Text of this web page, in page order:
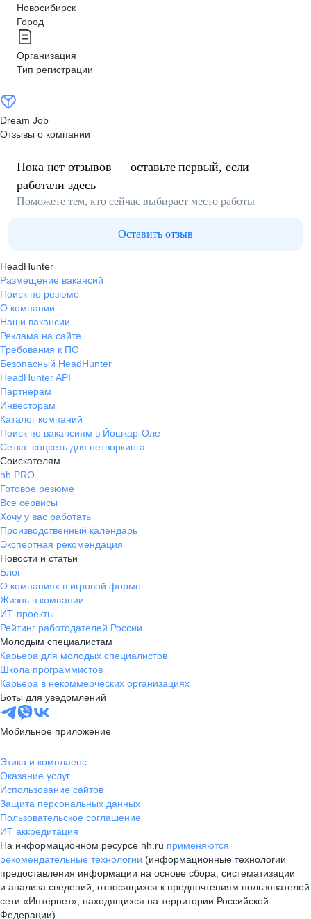
Новосибирск
Город
Организация
Тип регистрации
Dream Job
Отзывы о компании
Пока нет отзывов — оставьте первый, если
работали здесь
Поможете тем, кто сейчас выбирает место работы
Оставить отзыв
HeadHunter
Размещение вакансий
Поиск по резюме
О компании
Наши вакансии
Реклама на сайте
Требования к ПО
Безопасный HeadHunter
HeadHunter API
Партнерам
Инвесторам
Каталог компаний
Поиск по вакансиям в Йошкар-Оле
Сетка: соцсеть для нетворкинга
Соискателям
hh PRO
Готовое резюме
Все сервисы
Хочу у вас работать
Производственный календарь
Экспертная рекомендация
Новости и статьи
Блог
О компаниях в игровой форме
Жизнь в компании
ИТ-проекты
Рейтинг работодателей России
Молодым специалистам
Карьера для молодых специалистов
Школа программистов
Карьера в некоммерческих организациях
Боты для уведомлений
Мобильное приложение
Этика и комплаенс
Оказание услуг
Использование сайтов
Защита персональных данных
Пользовательское соглашение
ИТ аккредитация
На информационном ресурсе hh.ru применяются
рекомендательные технологии (информационные технологии
предоставления информации на основе сбора, систематизации
и анализа сведений, относящихся к предпочтениям пользователей
сети «Интернет», находящихся на территории Российской
Федерации)